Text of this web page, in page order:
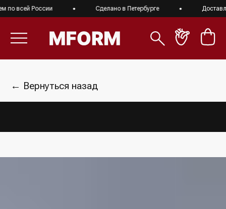
всей России Сделано в Петербурге
← Вернуться назад